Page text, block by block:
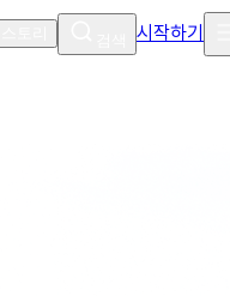
시작하기